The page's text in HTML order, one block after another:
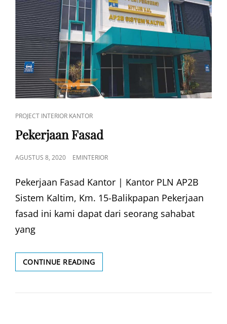
CAT
LINKS
PROJECT INTERIOR KANTOR
Pekerjaan Fasad
POSTED
AGUSTUS 8, 2020 EMINTERIOR
Pekerjaan Fasad Kantor | Kantor PLN AP2B
Sistem Kaltim, Km. 15-Balikpapan Pekerjaan
fasad ini kami dapat dari seorang sahabat
yang
CONTINUE READINGPEKERJAAN
FASAD